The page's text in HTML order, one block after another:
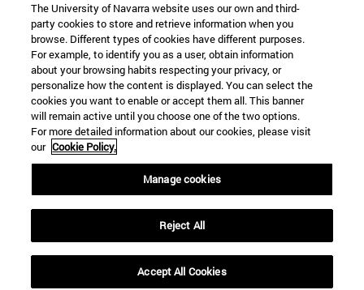
The University of Navarra website uses our own and third-
party cookies to store and retrieve information when you
browse. Different types of cookies have different purposes.
For example, to identify you as a user, obtain information
about your browsing habits respecting your privacy, or
personalize how the content is displayed. You can select the
cookies you want to enable or accept them all. This banner
will remain active until you choose one of the two options.
For more detailed information about our cookies, please visit
our Cookie Policy.
Manage cookies
Reject All
Accept All Cookies